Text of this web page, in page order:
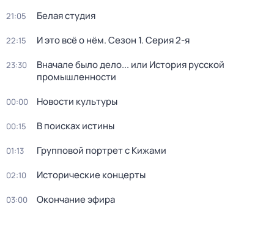
21:05 Белая студия
22:15 И это всё о нём. Сезон 1. Серия 2-я
23:30
Вначале было дело... или История русской
промышленности
00:00 Новости культуры
00:15 В поисках истины
01:13 Групповой портрет с Кижами
02:10 Исторические концерты
03:00 Окончание эфира